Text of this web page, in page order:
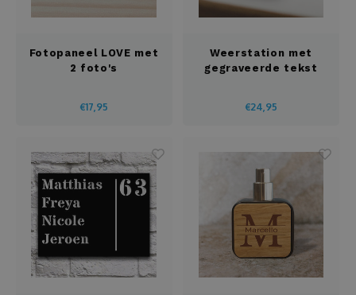
Fotopaneel LOVE met
2 foto's
€17,95
Weerstation met
gegraveerde tekst
€24,95